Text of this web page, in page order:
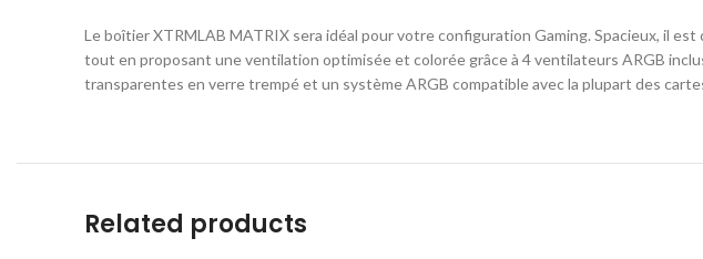
Le boîtier XTRMLAB MATRIX sera idéal pour votre configuration Gaming. Spacieux, il
tout en proposant une ventilation optimisée et colorée grâce à 4 ventilateurs ARGB
transparentes en verre trempé et un système ARGB compatible avec la plupart des
Related products